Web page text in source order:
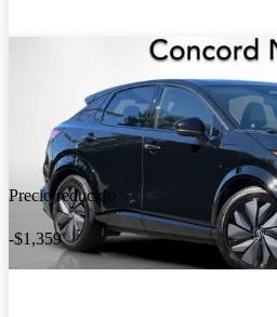
Precio reducido
-$1,359